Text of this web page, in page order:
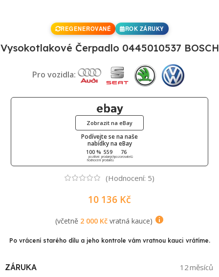
REGENEROVANÉ ROK ZÁRUKY
Vysokotlakové Čerpadlo 0445010537 BOSCH
Pro vozidla:
Podívejte se na naše
nabídky na eBay
100 %
pozitivní
hodnocení
559
prodaných
produktů
76
pozorovatelů
Zobrazit na eBay
(Hodnocení: 5)
10 136 Kč
(včetně 2 000 Kčvratná kauce)
Po vrácení starého dílu a jeho kontrole vám vratnou kauci vrátíme.
ZÁRUKA 12 měsíců